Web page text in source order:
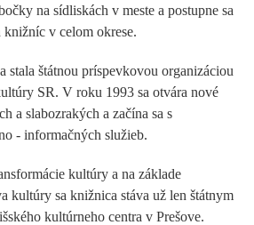
na sídliskách v meste a postupne sa
v celom okrese.
stala štátnou príspevkovou organizáciou
SR. V roku 1993 sa otvára nové
a slabozrakých a začína sa s
- informačných služieb.
kultúry a na základe
kultúry sa knižnica stáva už len štátnym
kultúrneho centra v Prešove.